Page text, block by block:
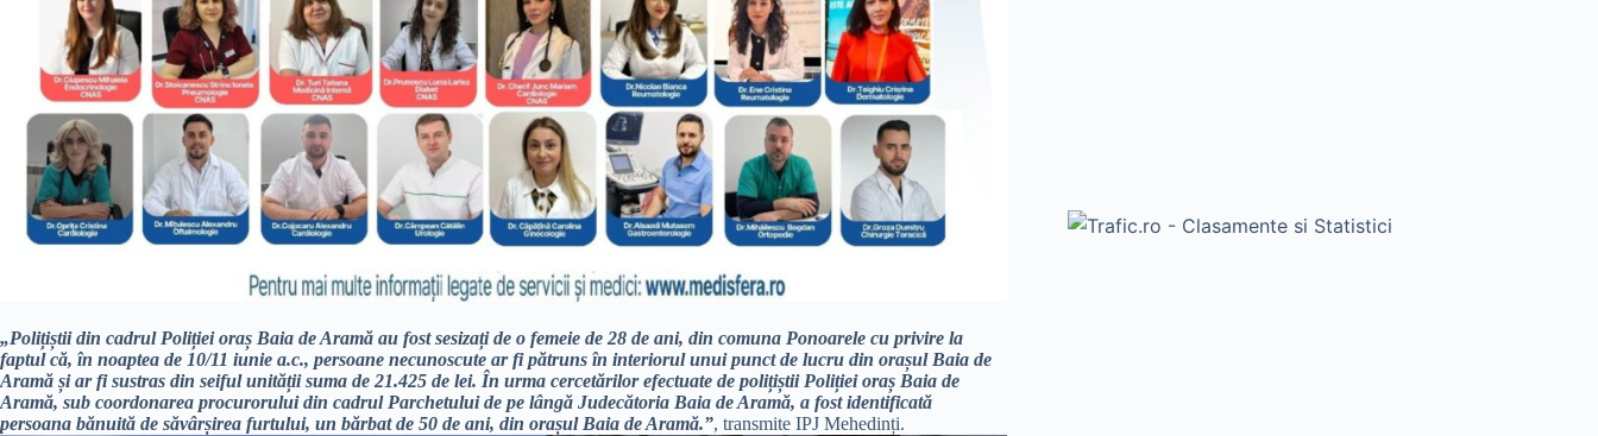
„Polițiștii din cadrul Poliției oraș Baia de Aramă au fost sesizați de o femeie de 28 de ani, din comuna Ponoarele cu privire la
faptul că, în noaptea de 10/11 iunie a.c., persoane necunoscute ar fi pătruns în interiorul unui punct de lucru din orașul Baia de
Aramă și ar fi sustras din seiful unității suma de 21.425 de lei. În urma cercetărilor efectuate de polițiștii Poliției oraș Baia de
Aramă, sub coordonarea procurorului din cadrul Parchetului de pe lângă Judecătoria Baia de Aramă, a fost identificată
persoana bănuită de săvârșirea furtului, un bărbat de 50 de ani, din orașul Baia de Aramă.”, transmite IPJ Mehedinți.